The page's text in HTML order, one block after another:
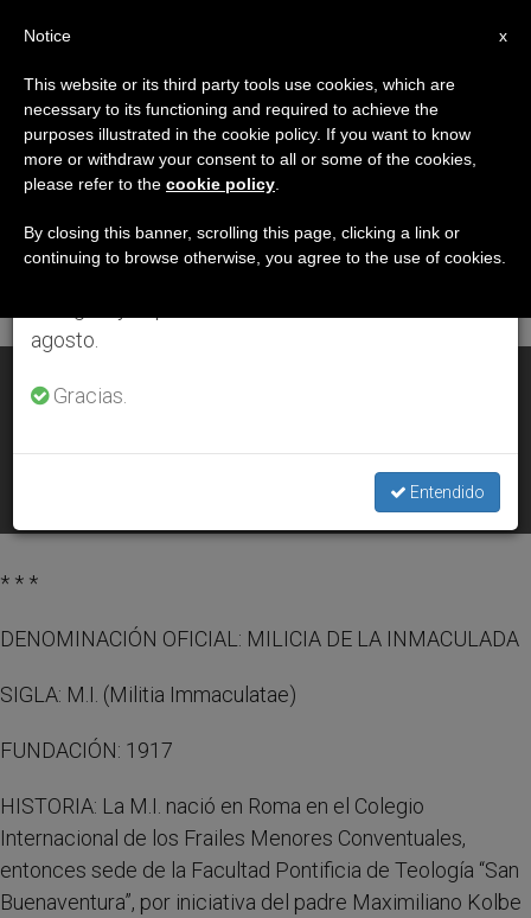
DÍA
Mayo 30th, 2006
ÚLTIMAS NOTICIAS
MAY 30, 2006 00:00
* * *
DENOMINACIÓN OFICIAL: MILICIA DE LA INMACULADA
SIGLA: M.I. (Militia Immaculatae)
FUNDACIÓN: 1917
HISTORIA: La M.I. nació en Roma en el Colegio
Internacional de los Frailes Menores Conventuales,
entonces sede de la Facultad Pontificia de Teología “San
Buenaventura”, por iniciativa del padre Maximiliano Kolbe
×
Aviso importante
Del 27 de julio al 7 de agosto haremos la pausa
anual, aprovechando que en el periodo de verano
se generan menos informaciones y también el
agosto.
Gracias.
Entendido
x
Notice
This website or its third party tools use cookies, which are
necessary to its functioning and required to achieve the
purposes illustrated in the cookie policy. If you want to know
more or withdraw your consent to all or some of the cookies,
please refer to the cookie policy
By closing this banner, scrolling this page, clicking a link or
continuing to browse otherwise, you agree to the use of cookies.